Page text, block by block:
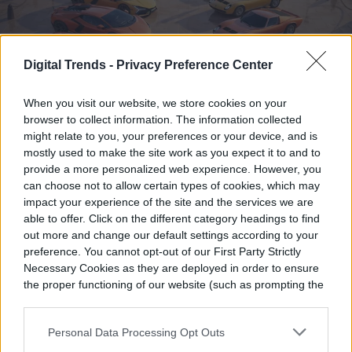
Digital Trends - Privacy Preference Center
When you visit our website, we store cookies on your
browser to collect information. The information collected
might relate to you, your preferences or your device, and is
mostly used to make the site work as you expect it to and to
provide a more personalized web experience. However, you
can choose not to allow certain types of cookies, which may
impact your experience of the site and the services we are
able to offer. Click on the different category headings to find
out more and change our default settings according to your
preference. You cannot opt-out of our First Party Strictly
Necessary Cookies as they are deployed in order to ensure
the proper functioning of our website (such as prompting the
Personal Data Processing Opt Outs
Lamborghini conmemorará los 60 años del
Miura con una edición especial de su
actual superdeportivo híbrido: el Revuelto
Miura 60° Homage. La serie estará limitada
a 99 unidades y fue desarrollada por el
programa de personalización Ad Personam
junto con el departamento de diseño
Lamborghini Centro Stile. La presentación
Read more